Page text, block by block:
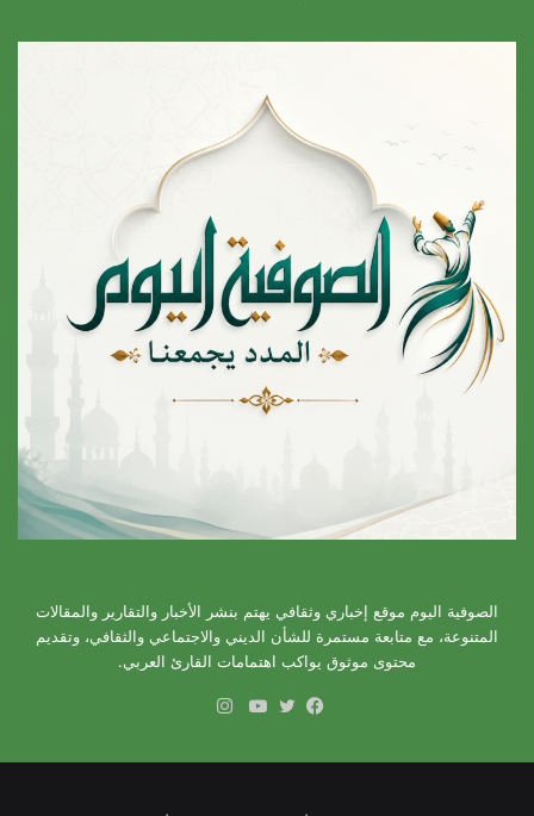
الصوفية اليوم موقع إخباري وثقافي يهتم بنشر الأخبار والتقارير والمقالات
المتنوعة، مع متابعة مستمرة للشأن الديني والاجتماعي والثقافي، وتقديم
محتوى موثوق يواكب اهتمامات القارئ العربي.